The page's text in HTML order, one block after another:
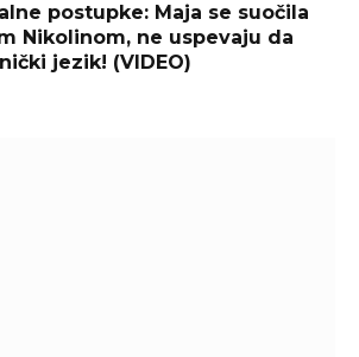
postupke: Maja se suočila
Nikolinom, ne uspevaju da
jezik! (VIDEO)